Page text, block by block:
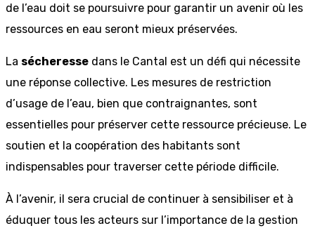
de l’eau doit se poursuivre pour garantir un avenir où les
ressources en eau seront mieux préservées.
La sécheresse dans le Cantal est un défi qui nécessite
une réponse collective. Les mesures de restriction
d’usage de l’eau, bien que contraignantes, sont
essentielles pour préserver cette ressource précieuse. Le
soutien et la coopération des habitants sont
indispensables pour traverser cette période difficile.
À l’avenir, il sera crucial de continuer à sensibiliser et à
éduquer tous les acteurs sur l’importance de la gestion